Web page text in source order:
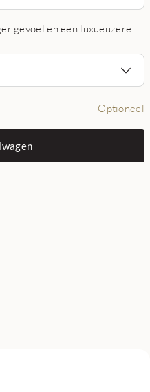
gevoel en een luxueuzere
Optioneel